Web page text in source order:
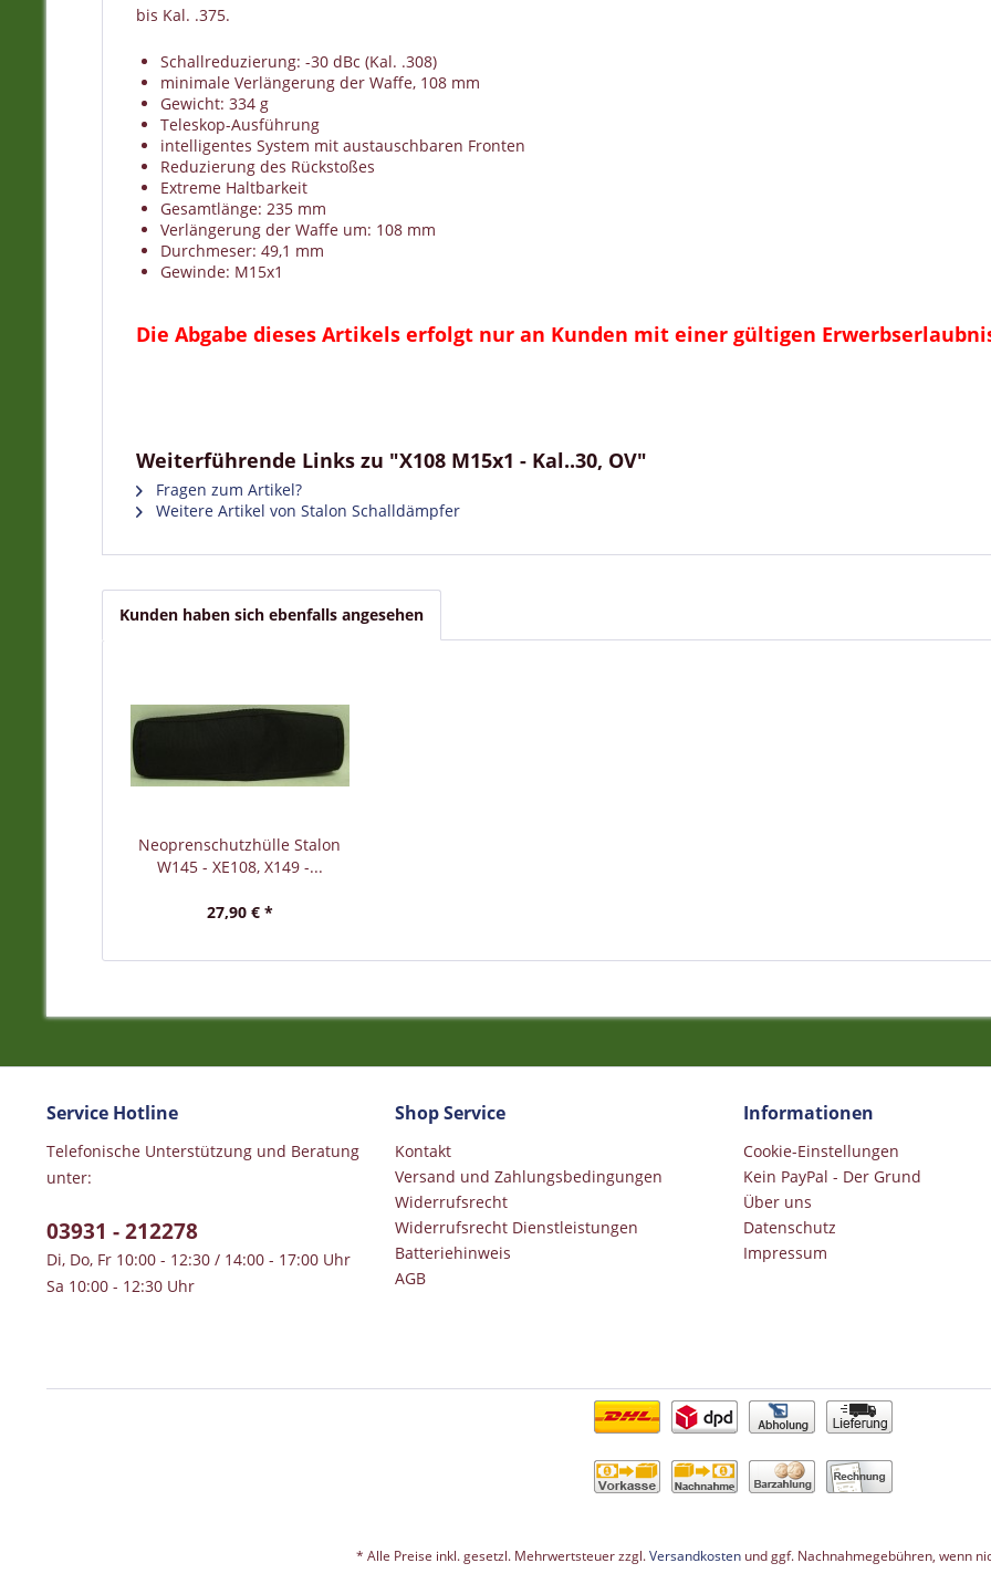
bis Kal. .375.
Schallreduzierung: -30 dBc (Kal. .308)
minimale Verlängerung der Waffe, 108 mm
Gewicht: 334 g
Teleskop-Ausführung
intelligentes System mit austauschbaren Fronten
Reduzierung des Rückstoßes
Extreme Haltbarkeit
Gesamtlänge: 235 mm
Verlängerung der Waffe um: 108 mm
Durchmeser: 49,1 mm
Gewinde: M15x1
Die Abgabe dieses Artikels erfolgt nur an Kunden mit einer gültigen
Weiterführende Links zu "X108 M15x1 - Kal..30, OV"
Fragen zum Artikel?
Weitere Artikel von Stalon Schalldämpfer
Kunden haben sich ebenfalls angesehen
Neoprenschutzhülle Stalon
W145 - XE108, X149 -...
27,90 € *
Service Hotline
Telefonische Unterstützung und Beratung
unter:
03931 - 212278
Di, Do, Fr 10:00 - 12:30 / 14:00 - 17:00 Uhr
Sa 10:00 - 12:30 Uhr
Shop Service
Kontakt
Versand und Zahlungsbedingungen
Widerrufsrecht
Widerrufsrecht Dienstleistungen
Batteriehinweis
AGB
Informationen
Cookie-Einstellungen
Kein PayPal - Der Grund
Über uns
Datenschutz
Impressum
* Alle Preise inkl. gesetzl. Mehrwertsteuer zzgl.Versandkostenund ggf. Nachnahmegebühren, wenn